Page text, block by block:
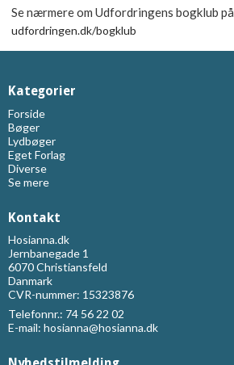
Se nærmere om Udfordringens bogklub på
udfordringen.dk/bogklub
Kategorier
Forside
Bøger
Lydbøger
Eget Forlag
Diverse
Se mere
Kontakt
Hosianna.dk
Jernbanegade 1
6070 Christiansfeld
Danmark
CVR-nummer: 15323876
Telefonnr.: 74 56 22 02
E-mail: hosianna@hosianna.dk